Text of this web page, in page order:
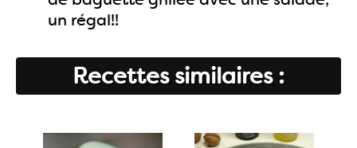
un régal!!
Recettes similaires :